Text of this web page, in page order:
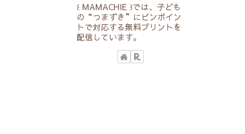
꒰ MAMACHIE ꒱では、子ども
の“つまずき”にピンポイン
トで対応する無料プリントを
配信しています。